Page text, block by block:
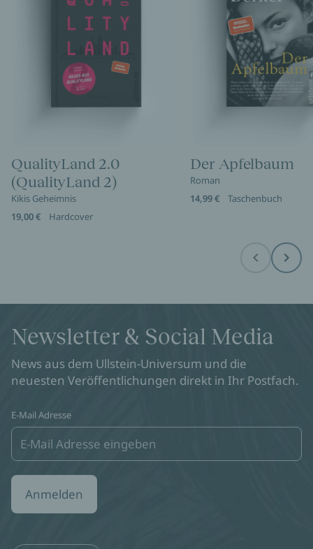
QualityLand 2.0
(QualityLand 2)
Kikis Geheimnis
19,00 €
Hardcover
Der Apfelbaum
Roman
14,99 €
Taschenbuch
Before Next
Newsletter & Social Media
News aus dem Ullstein-Universum und die
neuesten Veröffentlichungen direkt in Ihr Postfach.
E-Mail Adresse
Anmelden